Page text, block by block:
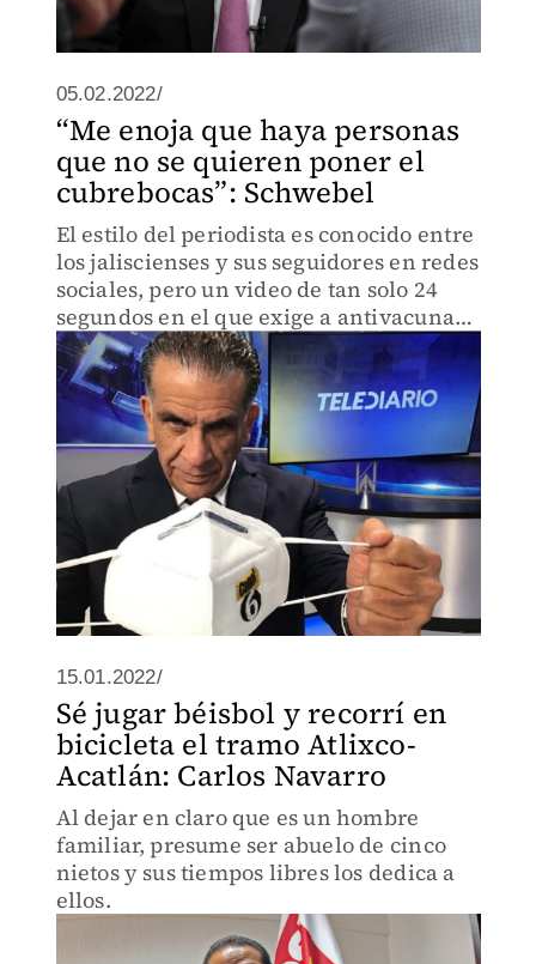
05.02.2022/
“Me enoja que haya personas
que no se quieren poner el
cubrebocas”: Schwebel
El estilo del periodista es conocido entre
los jaliscienses y sus seguidores en redes
sociales, pero un video de tan solo 24
segundos en el que exige a antivacunas
que usen cubrebocas causó sensación
más allá de las fronteras del país.
15.01.2022/
Sé jugar béisbol y recorrí en
bicicleta el tramo Atlixco-
Acatlán: Carlos Navarro
Al dejar en claro que es un hombre
familiar, presume ser abuelo de cinco
nietos y sus tiempos libres los dedica a
ellos.